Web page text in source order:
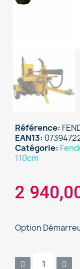
Référence
EAN13
Catégorie
110cm
2
Option